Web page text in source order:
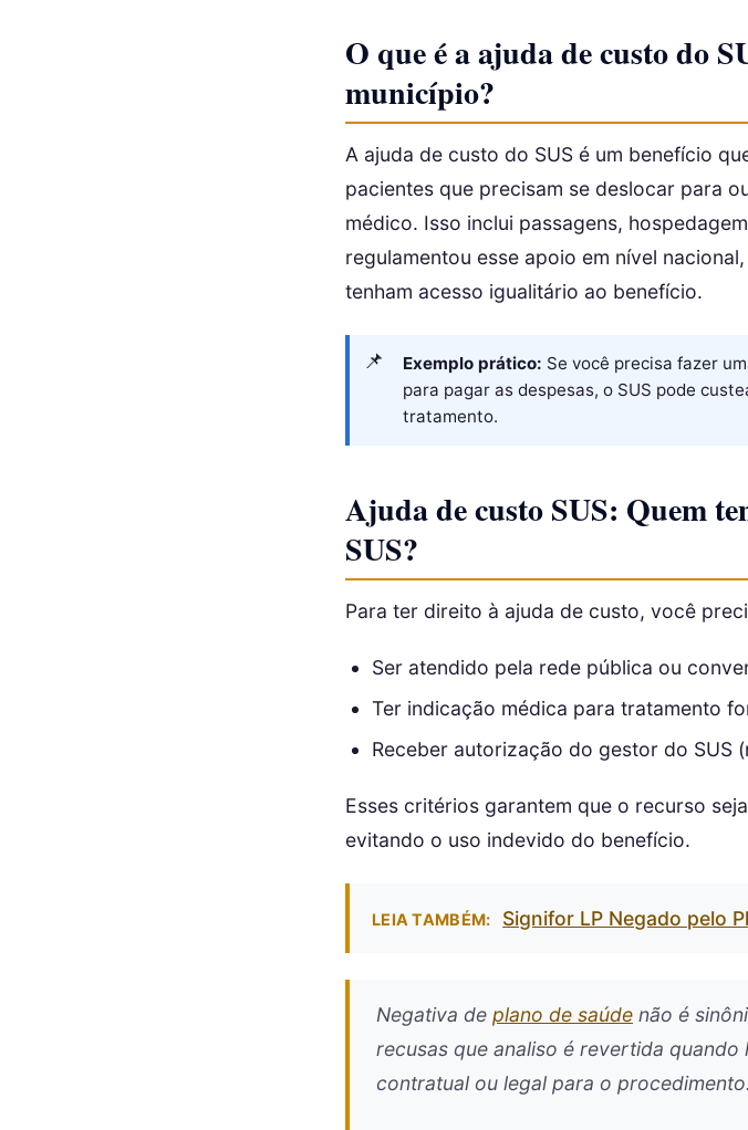
O que é a ajuda de custo do
município?
A ajuda de custo do SUS é um benefício
pacientes que precisam se deslocar para
médico. Isso inclui passagens,
regulamentou esse apoio em nível
tenham acesso igualitário ao benefício.
Exemplo prático: Se você precisa fazer
para pagar as despesas, o SUS pode
tratamento.
Ajuda de custo SUS: Quem
SUS?
Para ter direito à ajuda de custo, você
Ser atendido pela rede pública ou
Ter indicação médica para tratamento
Receber autorização do gestor do SUS
Esses critérios garantem que o recurso
evitando o uso indevido do benefício.
LEIA TAMBÉM: Signifor LP Negado pelo
Negativa de plano de saúde não é
recusas que analiso é revertida
contratual ou legal para o procedimento.